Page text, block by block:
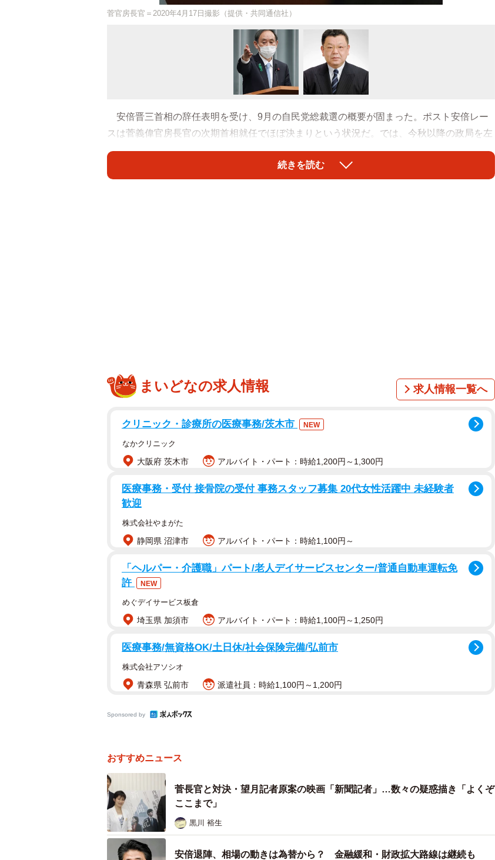
菅官房長官＝2020年4月17日撮影（提供・共同通信社）
安倍晋三首相の辞任表明を受け、9月の自民党総裁選の概要が固まった。ポスト安倍レー
スは菅義偉官房長官の次期首相就任でほぼ決まりという状況だ。では、今秋以降の政局を左
右するポイントは何か。ジャーナリストの須田慎一郎氏は当サイトの取材に対し、菅氏が安
倍首相の残りの任期１年を埋める「リリーフ」ではなく、自身の「本格政権」を実現するた
めには「選挙のタイミング」と「選対委員長」の人事が焦点になると解説。さらに、年内解
官房長官を新総裁にというコンセンサスがあるため、菅氏が間違いなく総理になるだろう。
そして、安倍政権の方向性を継承していくことになる。
そこで、政策面のみならず、政権と自民党の枠組みに注目していきたい。幹事長はおそら
において、次の総選挙に向けて選対委員長というポストに誰が就くかが焦点になる。選挙の
実務を仕切る人物である。候補として二階派の重鎮である平沢勝栄氏も浮上するが、実務に
長けていない。現職の下村博文氏が続けるのか、あるいは他の人物になるのか。
イミングになるかだ。来年９月が新総裁の任期、１０月が衆院議員の任期で、遅くともこの
１０月までになる。任期は安倍首相が残した１年で、菅氏はイレギュラーの危機管理内閣を
率いるリリーフで終わるのか？そうではなく、菅氏が本格政権を確立するためには「選挙に
勝つ」ことからやらねばならない。
選挙は「勝てる時にやる」のだ。「追い込まれ解散」では、政権与党が議席数を減らし、
間に選挙を打っても、追い込まれ解散になりかねないので、今年のうちに選挙をやる可能性
もある。野党合流もまだ体制が整っていないうちに。菅氏は総理になっても、頭の中には
「次の選挙をいつやるか」があるだろう。選対委員長は下村氏のままとして、早いタイミン
グ」と「誰が選対委員長をやるか」ということになる。
続きを読む
まいどなの求人情報 求人情報一覧へ
クリニック・診療所の医療事務/茨木市 NEW
なかクリニック
大阪府 茨木市 アルバイト・パート：時給1,200円～1,300円
医療事務・受付 接骨院の受付 事務スタッフ募集 20代女性活躍中 未経験者
歓迎
株式会社やまがた
静岡県 沼津市 アルバイト・パート：時給1,100円～
「ヘルパー・介護職」パート/老人デイサービスセンター/普通自動車運転免
許
NEW
めぐデイサービス板倉
埼玉県 加須市 アルバイト・パート：時給1,100円～1,250円
医療事務/無資格OK/土日休/社会保険完備/弘前市
株式会社アソシオ
青森県 弘前市 派遣社員：時給1,100円～1,200円
Sponsored by
おすすめニュース
菅長官と対決・望月記者原案の映画「新聞記者」…数々の疑惑描き「よくぞ
ここまで」
黒川 裕生
安倍退陣、相場の動きは為替から？ 金融緩和・財政拡大路線は継続も